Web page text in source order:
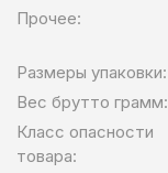
Прочее:
Размеры упаковки:
Вес брутто грамм:
Класс опасности
товара: